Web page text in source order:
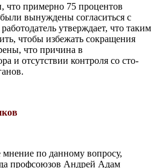
что при­мерно 75 процентов
вынуждены согласить­ся с
утверждает, что таким
чтобы избежать сокращения
что причина в
и отсутствии контроля со сто­
мнение по данному вопросу,
профсоюзов Андрей Адам